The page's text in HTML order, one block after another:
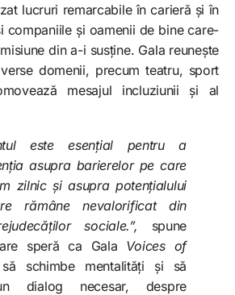
lucruri remarcabile în carieră și în
companiile și oamenii de bine care-
din a-i susține. Gala reunește
domenii, precum teatru, sport
mesajul incluziunii și al
este esențial pentru a
asupra barierelor pe care
zilnic și asupra potențialului
rămâne nevalorificat din
sociale.”, spune
speră ca Gala Voices of
să schimbe mentalități și să
dialog necesar, despre